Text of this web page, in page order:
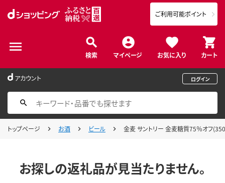
検索 マイページ お気に入り カート
ご利用可能ポイント
アカウント ログイン
トップページ お酒 ビール 金麦 サントリー 金麦糖質75％オフ
お探しの返礼品が見当たりません。